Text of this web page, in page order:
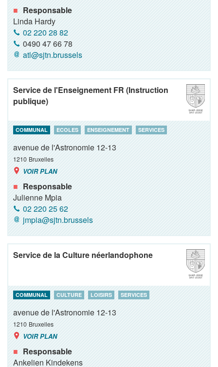
Responsable
Linda Hardy
02 220 28 82
0490 47 66 78
atl@sjtn.brussels
Service de l'Enseignement FR (Instruction
publique)
COMMUNAL ECOLES ENSEIGNEMENT SERVICES
avenue de l'Astronomie 12-13
1210 Bruxelles
VOIR PLAN
Responsable
Julienne Mpia
02 220 25 62
jmpia@sjtn.brussels
Service de la Culture néerlandophone
COMMUNAL CULTURE LOISIRS SERVICES
avenue de l'Astronomie 12-13
1210 Bruxelles
VOIR PLAN
Responsable
Ankelien Kindekens